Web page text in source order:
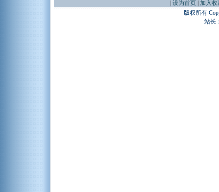
设为首页|
加入收
版权所有
站长